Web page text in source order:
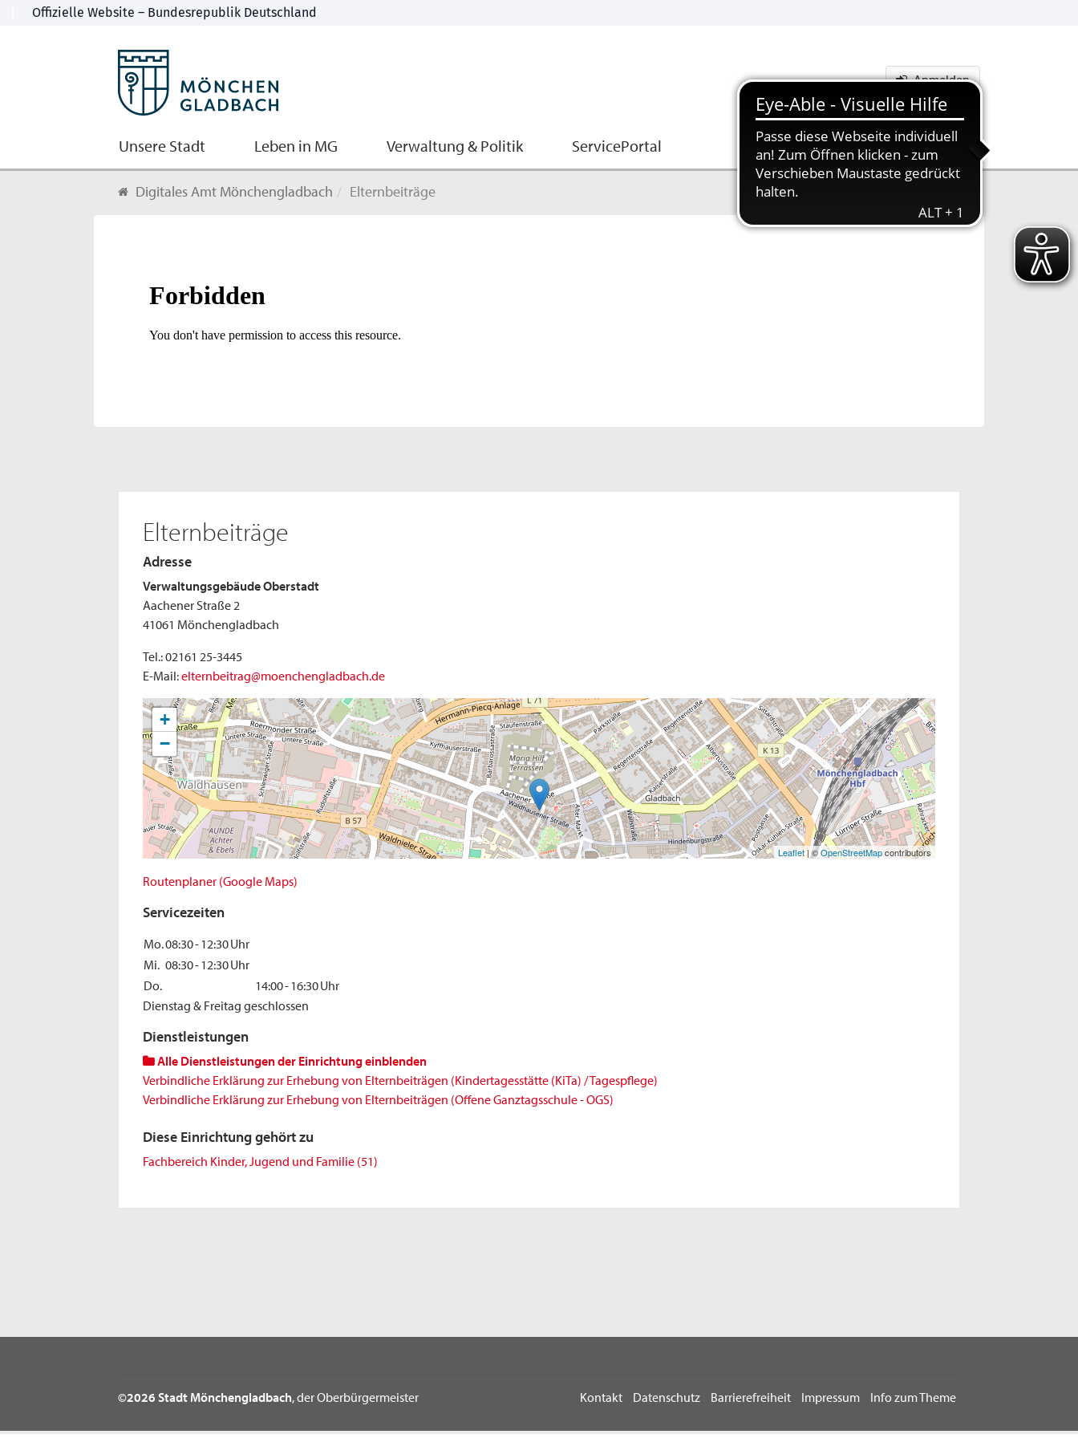
Anmelden
Unsere Stadt Leben in MG Verwaltung & Politik ServicePortal
Digitales Amt Mönchengladbach Elternbeiträge
Elternbeiträge
Adresse
Verwaltungsgebäude Oberstadt
Aachener Straße 2
41061 Mönchengladbach
Tel.: 02161 25-3445
E-Mail:elternbeitrag@moenchengladbach.de
+
−
Leaflet | ©OpenStreetMapcontributors
Routenplaner (Google Maps)
Servicezeiten
Mo.08:30-12:30Uhr
Mi. 08:30-12:30Uhr
Do.
14:00-16:30Uhr
Dienstag & Freitag geschlossen
Dienstleistungen
Alle Dienstleistungen der Einrichtung einblenden
Verbindliche Erklärung zur Erhebung von Elternbeiträgen (Kindertagesstätte (KiTa) / Tagespflege)
Verbindliche Erklärung zur Erhebung von Elternbeiträgen (Offene Ganztagsschule - OGS)
Diese Einrichtung gehört zu
Fachbereich Kinder, Jugend und Familie (51)
Kontakt Datenschutz Barrierefreiheit Impressum Info zum Theme
©2026 Stadt Mönchengladbach, der Oberbürgermeister